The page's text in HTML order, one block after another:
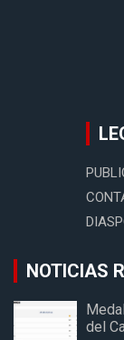
NOTICIAS
del